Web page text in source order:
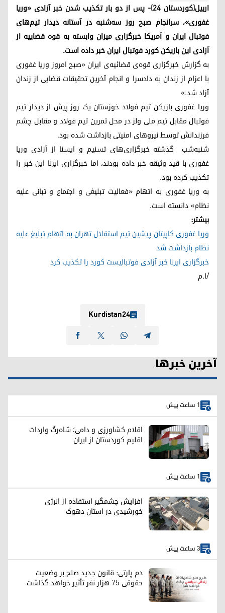
اربیل(کوردستان ۲۴)- پس از دو بار تکذیب شدن خبر آزادی «وریا
غفوری»، سرانجام صبح روز سه‌شنبه در آستانه دیدار تیم‌های
فوتبال ایران و آمریکا خبرگزاری میزان وابسته به قوه قضاییه از
آزادی این بازیکن کورد فوتبال ایران خبر داده است.
به گزارش خبرگزاری قوه‌ی قضائیه‌ی ایران «صبح امروز وریا غفوری
با اعزام از زندان به دادسرا و انجام آخرین تحقیقات قضایی از زندان
آزاد شد.»
وریا غفوری بازیکن تیم فولاد خوزستان یک روز پیش از دیدار تیم
فوتبال مقابل تیم ملی ولز در محل تمرین تیم فولاد و مقابل چشم
فرزندانش توسط نیروهای امنیتی بازداشت شده بود.
شنبه‌شب گذشته خبرگزاری‌های تسنیم و ایسنا از آزادی وریا
غفوری با قید وثیقه خبر داده بودند، اما خبرگزاری ایرنا این خبر را
تکذیب کرده بود.
به وریا غفوری به اتهام «فعالیت تبلیغی و اجتماع و تبانی علیه
نظام» دانسته است.
بیشتر:
وریا غفوری کاپیتان پیشین تیم استقلال تهران به اتهام تبلیغ علیه
نظام بازداشت شد
خبرگزاری ایرنا خبر آزادی فوتبالیست کورد را تکذیب کرد
/ا.م
Kurdistan24
آخرین خبرها
1 ساعت پیش
اقلام کشاورزی و دامی؛ شاه‌رگ واردات
اقلیم کوردستان از ایران
1 ساعت پیش
افزایش چشمگیر استفاده از انرژی
خورشیدی در استان دهوک
3 ساعت پیش
دم پارتی: قانون جدید صلح بر وضعیت
حقوقی ۷۵ هزار نفر تأثیر خواهد گذاشت